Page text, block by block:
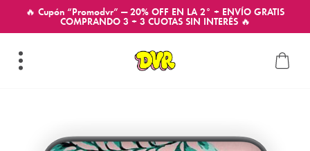
🔥 Cupón “Promodvr” — 20% OFF EN LA 2° + ENVÍO GRATIS
COMPRANDO 3 + 3 CUOTAS SIN INTERÉS 🔥